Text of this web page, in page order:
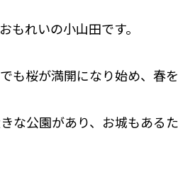
もれいの小山田です。
も桜が満開になり始め、春
な公園があり、お城もある